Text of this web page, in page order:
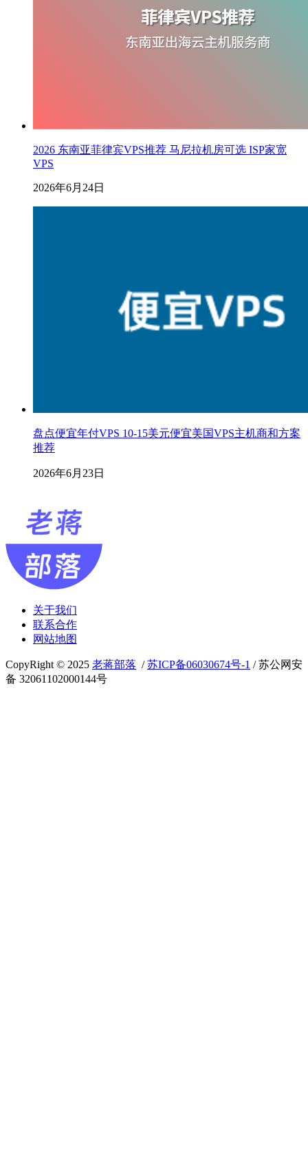
2026 东南亚菲律宾VPS推荐 马尼拉机房可选 ISP家宽
VPS
2026年6月24日
盘点便宜年付VPS 10-15美元便宜美国VPS主机商和方案
推荐
2026年6月23日
关于我们
联系合作
网站地图
CopyRight © 2025 老蒋部落 /苏ICP备06030674号-1 / 苏公网安
备 32061102000144号